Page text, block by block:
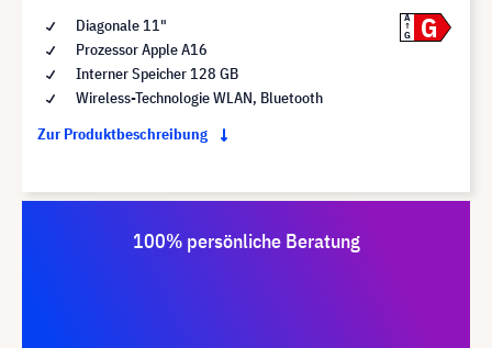
Diagonale 11"
Prozessor Apple A16
Interner Speicher 128 GB
Wireless-Technologie WLAN, Bluetooth
Zur Produktbeschreibung
A
G
G
100% persönliche Beratung